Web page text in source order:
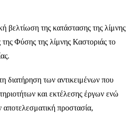
βελτίωση της κατάστασης της λίμνης
Φύσης της λίμνης Καστοριάς το
διατήρηση των αντικειμένων που
και εκτέλεσης έργων ενώ
αποτελεσματική προστασία,